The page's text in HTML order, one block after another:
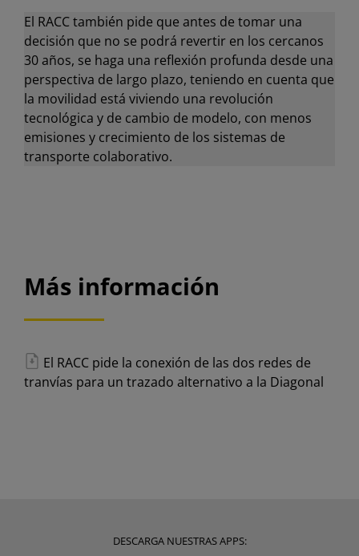
​El RACC también pide que antes de tomar una
decisión que no se podrá revertir en los cercanos
30 años, se haga una reflexión profunda desde una
perspectiva de largo plazo, teniendo en cuenta que
la movilidad está viviendo una revolución
tecnológica y de cambio de modelo, con menos
emisiones y crecimiento de los sistemas de
transporte colaborativo.
Más información
El RACC pide la conexión de las dos redes de
tranvías para un trazado alternativo a la Diagonal
DESCARGA NUESTRAS APPS: